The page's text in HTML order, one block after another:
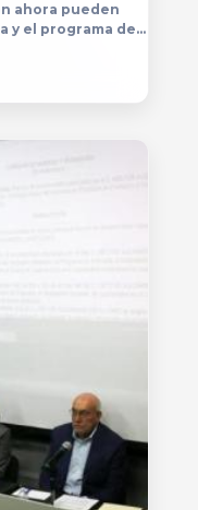
ahora pueden
y el programa de